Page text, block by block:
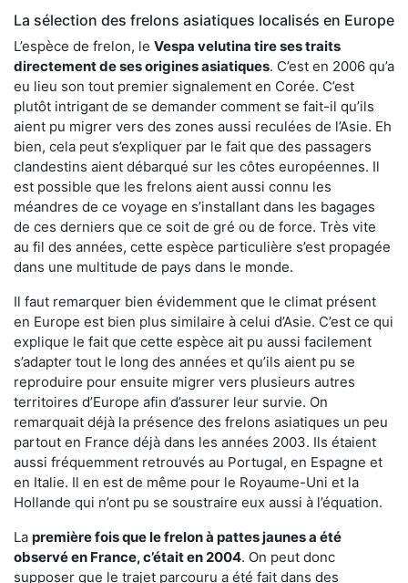
La sélection des frelons asiatiques localisés en Europe
L’espèce de frelon, le Vespa velutina tire ses traits
directement de ses origines asiatiques. C’est en 2006 qu’a
eu lieu son tout premier signalement en Corée. C’est
plutôt intrigant de se demander comment se fait-il qu’ils
aient pu migrer vers des zones aussi reculées de l’Asie. Eh
bien, cela peut s’expliquer par le fait que des passagers
clandestins aient débarqué sur les côtes européennes. Il
est possible que les frelons aient aussi connu les
méandres de ce voyage en s’installant dans les bagages
de ces derniers que ce soit de gré ou de force. Très vite
au fil des années, cette espèce particulière s’est propagée
dans une multitude de pays dans le monde.
Il faut remarquer bien évidemment que le climat présent
en Europe est bien plus similaire à celui d’Asie. C’est ce qui
explique le fait que cette espèce ait pu aussi facilement
s’adapter tout le long des années et qu’ils aient pu se
reproduire pour ensuite migrer vers plusieurs autres
territoires d’Europe afin d’assurer leur survie. On
remarquait déjà la présence des frelons asiatiques un peu
partout en France déjà dans les années 2003. Ils étaient
aussi fréquemment retrouvés au Portugal, en Espagne et
en Italie. Il en est de même pour le Royaume-Uni et la
Hollande qui n’ont pu se soustraire eux aussi à l’équation.
La première fois que le frelon à pattes jaunes a été
observé en France, c’était en 2004. On peut donc
supposer que le trajet parcouru a été fait dans des